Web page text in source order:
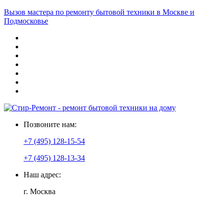
Вызов мастера по ремонту бытовой техники в Москве и
Подмосковье
Позвоните нам:
+7 (495) 128-15-54
+7 (495) 128-13-34
Наш адрес:
г. Москва